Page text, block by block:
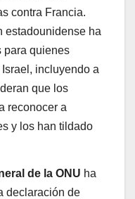
contra Francia.
estadounidense ha
para quienes
incluyendo a
que los
reconocer a
y los han tildado
de la ONU ha
declaración de